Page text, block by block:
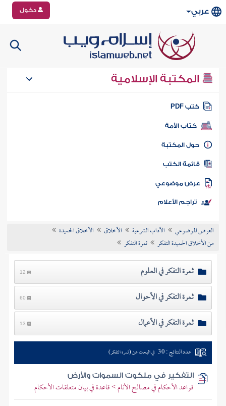
عربي دخول
المكتبة الإسلامية
كتب PDF
كتاب الأمة
المكتبة
الكتب
موضوعي
تراجم الأعلام
العرض الموضوعي الآداب الشرعية الأخلاق
الأخلاق الحميدة
من الأخلاق الحميدة التفكر
ثمرة التفكر
ثمرة التفكر في العلوم 12
ثمرة التفكر في الأحوال 60
ثمرة التفكر في الأعمال 13
عدد النتائج : 30 في البحث عن (ثمرة التفكر)
التفكير في ملكوت السموات والأرض
قواعد الأحكام في مصالح الأنام > قاعدة في بيان متعلقات الأحكام